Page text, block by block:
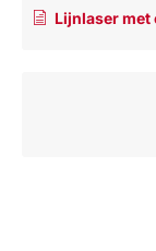
Lijnlaser